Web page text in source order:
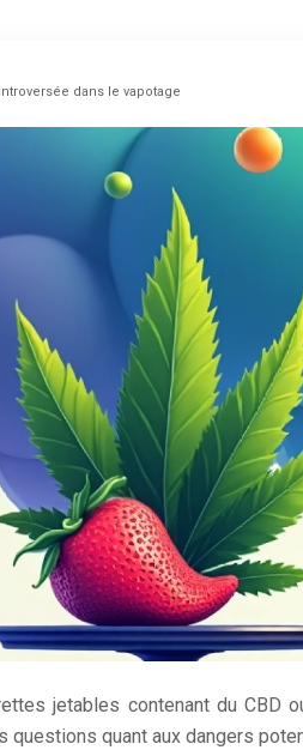
dans le vapotage
jetables contenant du CBD
quant aux dangers